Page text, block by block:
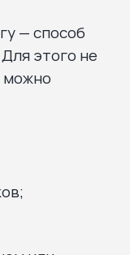
— способ
этого не
можно